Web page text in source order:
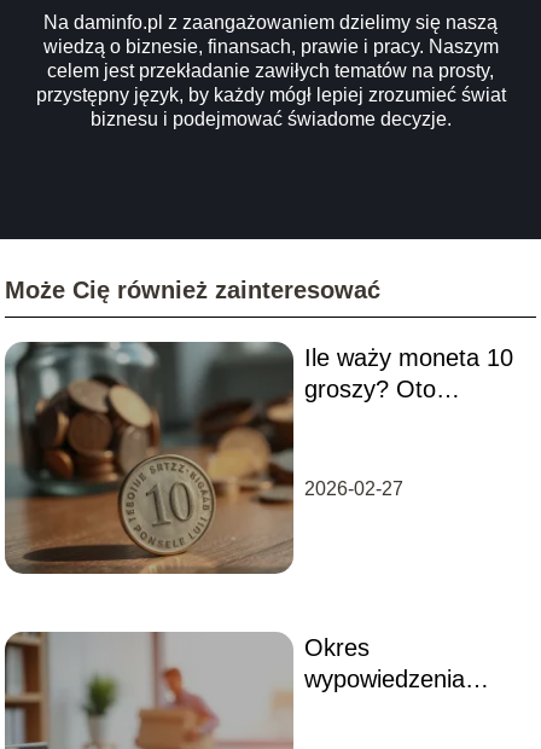
Na daminfo.pl z zaangażowaniem dzielimy się naszą
wiedzą o biznesie, finansach, prawie i pracy. Naszym
celem jest przekładanie zawiłych tematów na prosty,
przystępny język, by każdy mógł lepiej zrozumieć świat
biznesu i podejmować świadome decyzje.
Może Cię również zainteresować
Ile waży moneta 10
groszy? Oto
2026-02-27
Okres
wypowiedzenia